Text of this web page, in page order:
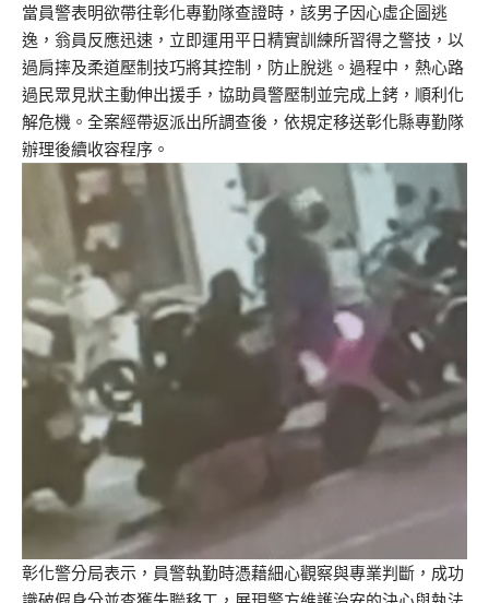
當員警表明欲帶往彰化專勤隊查證時，該男子因心虛企圖逃
逸，翁員反應迅速，立即運用平日精實訓練所習得之警技，以
過肩摔及柔道壓制技巧將其控制，防止脫逃。過程中，熱心路
過民眾見狀主動伸出援手，協助員警壓制並完成上銬，順利化
解危機。全案經帶返派出所調查後，依規定移送彰化縣專勤隊
辦理後續收容程序。
彰化警分局表示，員警執勤時憑藉細心觀察與專業判斷，成功